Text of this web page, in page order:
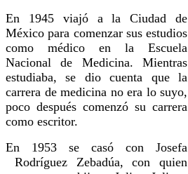
En 1945 viajó a la Ciudad de
México para comenzar sus estudios
como médico en la Escuela
Nacional de Medicina. Mientras
estudiaba, se dio cuenta que la
carrera de medicina no era lo suyo,
poco después comenzó su carrera
como escritor.
En 1953 se casó con Josefa
Rodríguez Zebadúa, con quien